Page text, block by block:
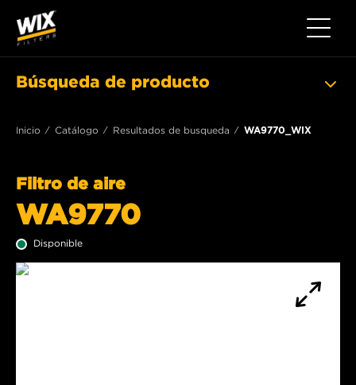
Toggle
Búsqueda de producto
Inicio Catálogo Resultados de busqueda WA9770_WIX
Filtro de aire
WA9770
Disponible